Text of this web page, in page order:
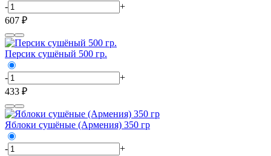
-
+
607 ₽
Персик сушёный 500 гр.
-
+
433 ₽
Яблоки сушёные (Армения) 350 гр
-
+